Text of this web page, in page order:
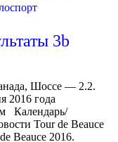
3b
Шоссе — 2.2.
2016 года
Календарь/
Tour de Beauce
Beauce 2016.